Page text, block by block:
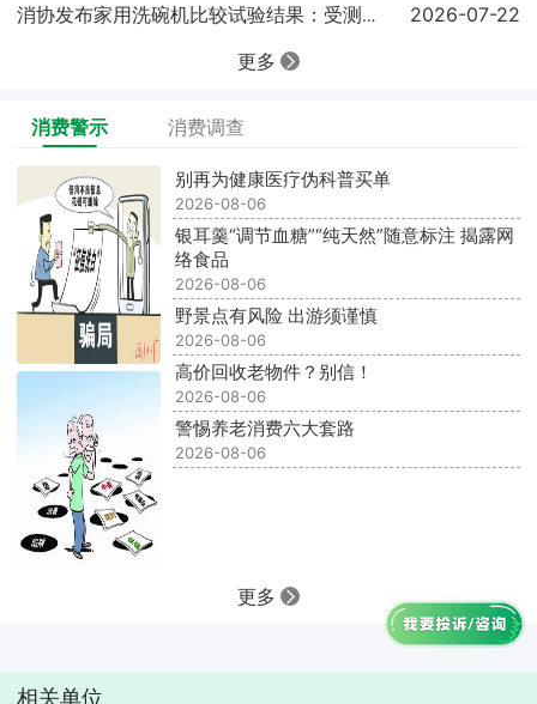
消协发布家用洗碗机比较试验结果：受测样品基础性能表
2026-07-22
更多
消费警示 消费调查
别再为健康医疗伪科普买单
2026-08-06
银耳羹“调节血糖”“纯天然”随意标注 揭露网
络食品
2026-08-06
野景点有风险 出游须谨慎
2026-08-06
高价回收老物件？别信！
2026-08-06
警惕养老消费六大套路
2026-08-06
更多
相关单位